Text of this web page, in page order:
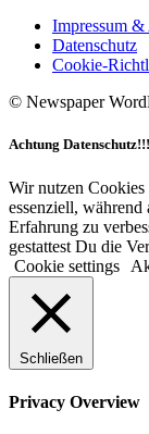
Impressum
Datenschutz
Cookie-
© Newspaper
Achtung Datenschutz!!!
Wir nutzen Cookies
essenziell, während
Erfahrung zu
gestattest Du die
Cookie settings
Schließen
Privacy Overview